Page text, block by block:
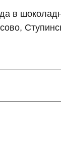
в